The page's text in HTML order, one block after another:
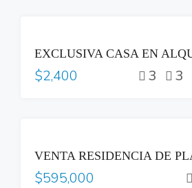
$2,400 3 3
$595,000